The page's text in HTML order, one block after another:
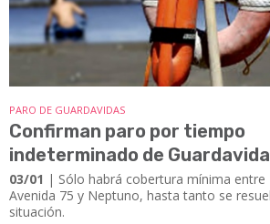
PARO DE GUARDAVIDAS
Confirman paro por tiempo
indeterminado de
03/01 | Sólo habrá cobertura mínima entre
Avenida 75 y Neptuno, hasta tanto se
situación.